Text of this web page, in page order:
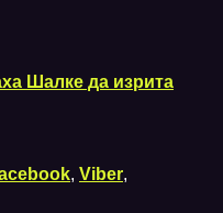
Шалке да изрита
, Viber,